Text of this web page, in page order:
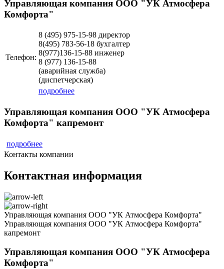
Управляющая компания ООО "УК Атмосфера
Комфорта"
Телефон:
8 (495) 975-15-98 директор
8(495) 783-56-18 бухгалтер
8(977)136-15-88 инженер
8 (977) 136-15-88
(аварийная служба)
(диспетчерская)
подробнее
Управляющая компания ООО "УК Атмосфера
Комфорта" капремонт
подробнее
Контакты компании
Контактная информация
Управляющая компания ООО "УК Атмосфера Комфорта"
Управляющая компания ООО "УК Атмосфера Комфорта"
капремонт
Управляющая компания ООО "УК Атмосфера
Комфорта"